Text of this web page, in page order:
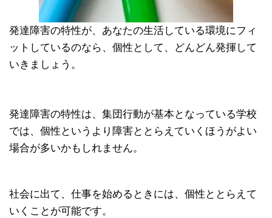
発達障害の特性が、あなたの生活している環境にフィ
ットしているのなら、個性として、どんどん発揮して
いきましょう。
発達障害の特性は、集団行動が基本となっている学校
では、個性というより障害ととらえていくほうがよい
場合が多いかもしれません。
社会に出て、仕事を始めるときには、個性ととらえて
いくことが可能です。